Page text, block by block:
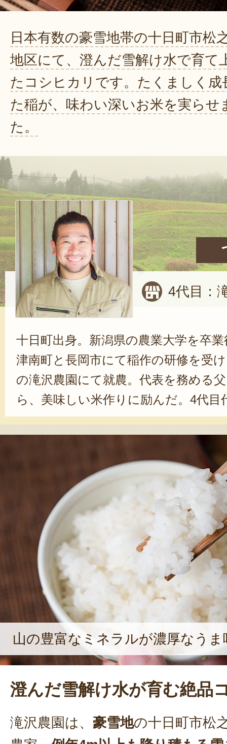
日本有数の豪雪地帯の十日町市松
地区にて、澄んだ雪解け水で育て
たコシヒカリです。たくましく成
た稲が、味わい深いお米を実らせ
た。
4代目：
十日町出身。新潟県の農業大学を卒
津南町と長岡市にて稲作の研修を受
の滝沢農園にて就農。代表を務める
ら、美味しい米作りに励んだ。4代目
も、「自分たちにしか作れないお米
条に、豪雪や激しい寒暖差のある厳
てている。生産米の購入者は口コミ
中。「松之山一帯で育てた美味しい
に食べてほしい」と、リピーター拡
す意欲を燃やしている。
山の豊富なミネラルが濃厚なう
澄んだ雪解け水が育む絶品
滝沢農園は、 豪雪地の十日町市松